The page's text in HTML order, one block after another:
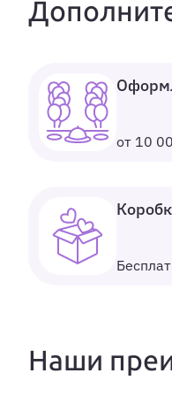
от 10
Наши